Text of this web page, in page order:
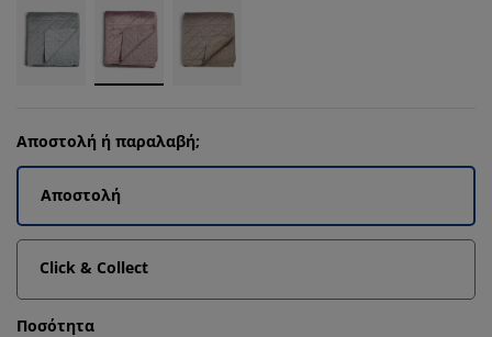
Αποστολή ή παραλαβή;
Αποστολή
Click & Collect
Ποσότητα